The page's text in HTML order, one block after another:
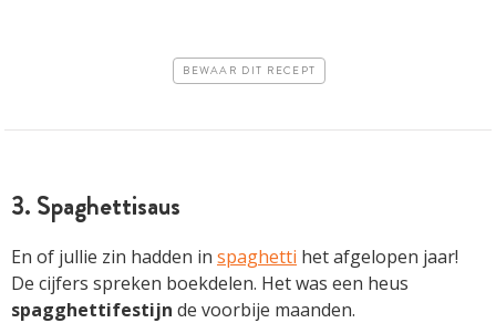
BEWAAR DIT RECEPT
3. Spaghettisaus
En of jullie zin hadden in spaghetti het afgelopen jaar!
De cijfers spreken boekdelen. Het was een heus
spagghettifestijn de voorbije maanden.